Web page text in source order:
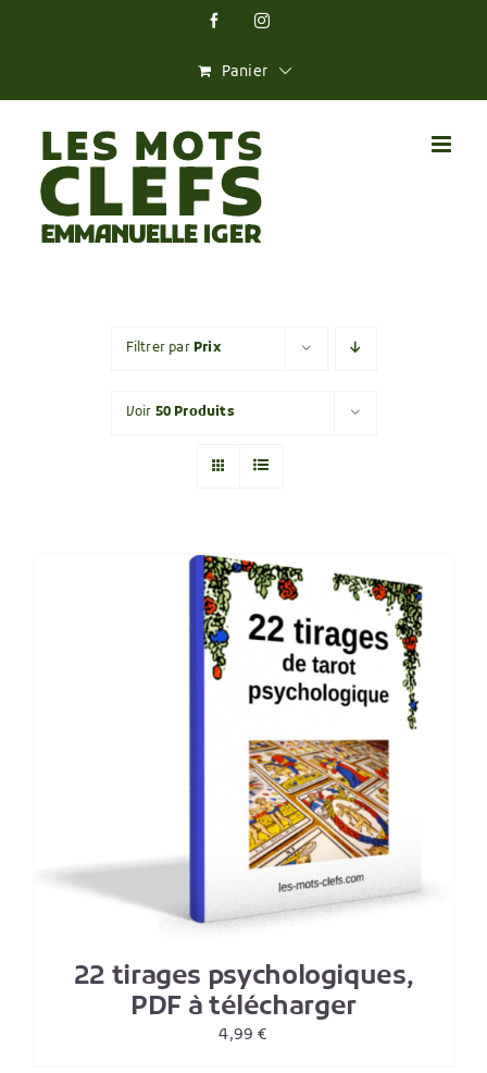
FacebookInstagram
Panier
Filtrer par Prix
Voir 50 Produits
22 tirages psychologiques,
PDF à télécharger
4,99€